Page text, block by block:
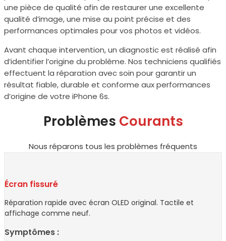
une pièce de qualité afin de restaurer une excellente
qualité d’image, une mise au point précise et des
performances optimales pour vos photos et vidéos.
Avant chaque intervention, un diagnostic est réalisé afin
d’identifier l’origine du problème. Nos techniciens qualifiés
effectuent la réparation avec soin pour garantir un
résultat fiable, durable et conforme aux performances
d’origine de votre iPhone 6s.
Problèmes Courants
Nous réparons tous les problèmes fréquents
Écran fissuré
Réparation rapide avec écran OLED original. Tactile et
affichage comme neuf.
Symptômes :